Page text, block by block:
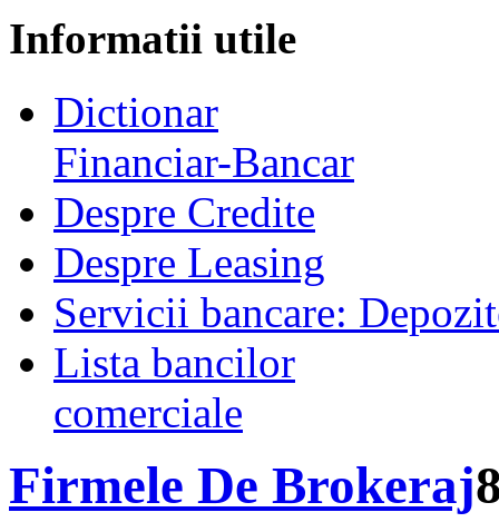
Informatii utile
Dictionar
Financiar-Bancar
Despre Credite
Despre Leasing
Servicii bancare:
Lista bancilor
comerciale
Firmele De Brokeraj